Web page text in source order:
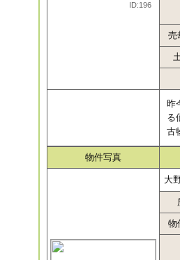
ID:196
売
昨
る
古
物件写真
大
物